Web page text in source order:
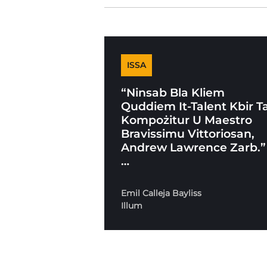
ISSA
“Ninsab Bla Kliem
Quddiem It-Talent Kbir
Kompożitur U Maestro
Bravissimu Vittoriosan,
Andrew Lawrence Zarb.”
…
Emil Calleja Bayliss
Illum